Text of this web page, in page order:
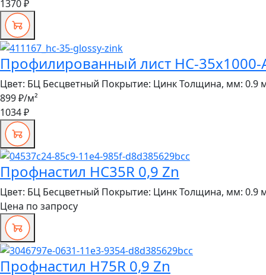
1370 ₽
Профилированный лист НС-
Цвет: БЦ Бесцветный Покрытие: ЦинкТолщина, мм: 0.9
899 ₽/м²
1034 ₽
Профнастил HC35R 0,9 Zn
Цвет: БЦ Бесцветный Покрытие: ЦинкТолщина, мм: 0.9
Цена по запросу
Профнастил H75R 0,9 Zn